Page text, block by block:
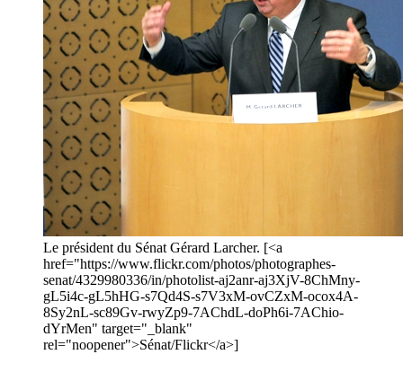
Le président du Sénat Gérard Larcher. [<a
href="https://www.flickr.com/photos/photographes-
senat/4329980336/in/photolist-aj2anr-aj3XjV-8ChMny-
gL5i4c-gL5hHG-s7Qd4S-s7V3xM-ovCZxM-ocox4A-
8Sy2nL-sc89Gv-rwyZp9-7AChdL-doPh6i-7AChio-
dYrMen" target="_blank"
rel="noopener">Sénat/Flickr</a>]